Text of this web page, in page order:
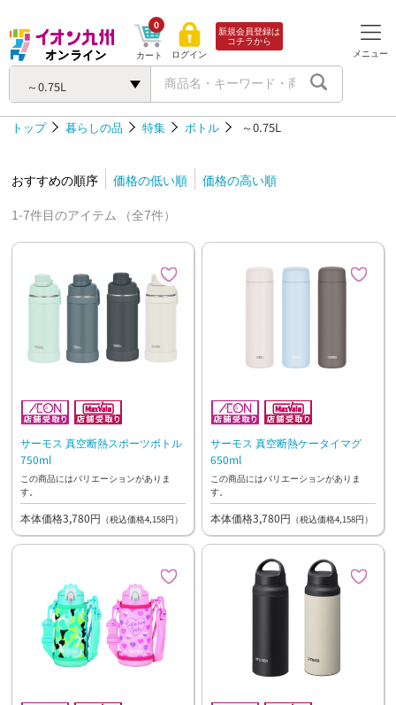
～0.75L
カート
0
ログイン
新規会員登録は
コチラから
メニュー
トップ 暮らしの品 特集 ボトル ～0.75L
おすすめの順序 価格の低い順
価格の高い順
1-7件目のアイテム （全7件）
サーモス 真空断熱スポーツボトル
750ml
この商品にはバリエーションがありま
す。
本体価格3,780円 （税込価格4,158円）
サーモス 真空断熱ケータイマグ
650ml
この商品にはバリエーションがありま
す。
本体価格3,780円 （税込価格4,158円）